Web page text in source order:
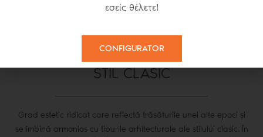
STIL CLASIC
Grad estetic ridicat care reflectă trăsăturile unei alte epoci și
se îmbină armonios cu tipurile arhitecturale ale stilului clasic. În
εσείς θέλετε!
CONFIGURATOR